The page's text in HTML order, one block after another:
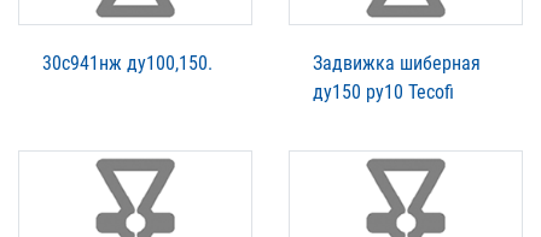
30с941нж ду100,150.
Задвижка шиберная
ду150 ру10 Tecofi